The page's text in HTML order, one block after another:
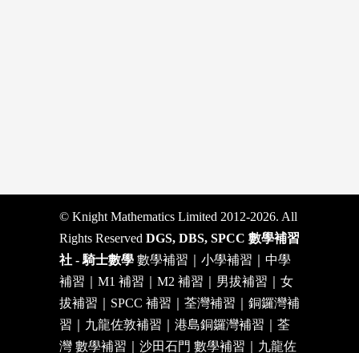
© Knight Mathematics Limited 2012-2026. All
Rights Reserved DGS, DBS, SPCC 數學補習
社 - 騎士數學 數學補習｜小學補習｜中學
補習｜M1 補習｜M2 補習｜男拔補習｜女
拔補習｜SPCC 補習｜荃灣補習｜銅鑼灣補
習｜九龍佐敦補習｜港島銅鑼灣補習｜荃
灣 數學補習｜沙田石門 數學補習｜九龍佐